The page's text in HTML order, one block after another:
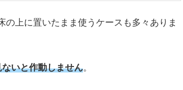
上に置いたまま使うケースも多々ありま
いと作動しません。